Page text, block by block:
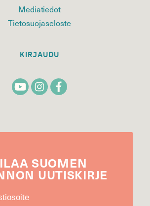
Mediatiedot
Tietosuojaseloste
KIRJAUDU
SUOMEN
UUTIS­KIRJE